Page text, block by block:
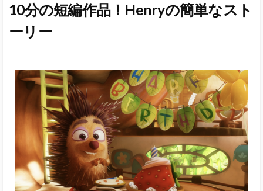
10分の短編作品！Henryの簡単なスト
ーリー